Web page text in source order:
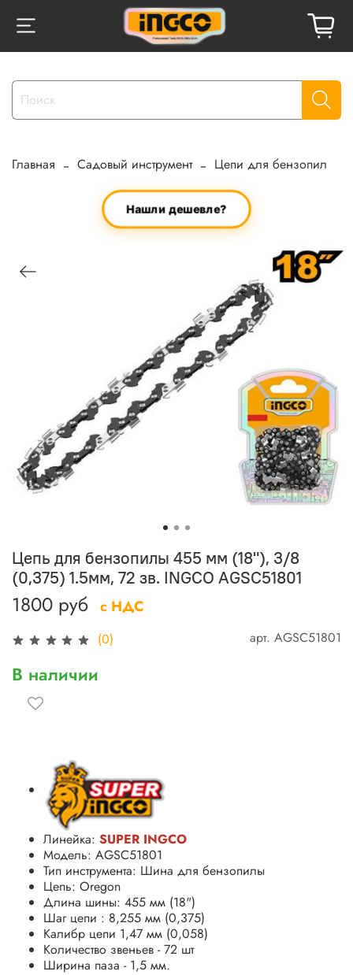
Главная Садовый инструмент Цепи для бензопил
Нашли дешевле?
(0) арт. AGSC51801
Цепь для бензопилы 455 мм (18"), 3/8
(0,375) 1.5мм, 72 зв. INGCO AGSC51801
1800 руб с НДС
В наличии
Линейка: SUPER INGCO
Модель: AGSC51801
Тип инструмента: Шина для бензопилы
Цепь: Oregon
Длина шины: 455 мм (18")
Шаг цепи : 8,255 мм (0,375)
Калибр цепи 1,47 мм (0,058)
Количество звеньев - 72 шт
Ширина паза - 1,5 мм.